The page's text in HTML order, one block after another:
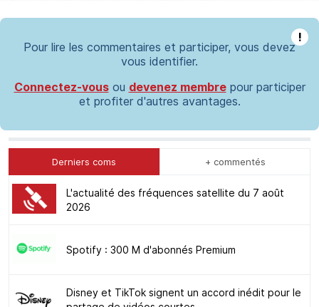
!
Pour lire les commentaires et participer, vous devez
vous identifier.
Connectez-vousou devenez membrepour participer
et profiter d'autres avantages.
Derniers coms + commentés
L'actualité des fréquences satellite du 7 août
2026
Spotify : 300 M d'abonnés Premium
Disney et TikTok signent un accord inédit pour le